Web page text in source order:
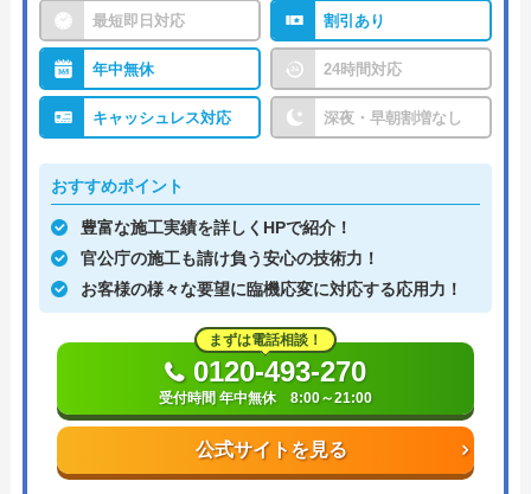
最短即日対応 割引あり
年中無休 24時間対応
キャッシュレス対応 深夜・早朝割増なし
おすすめポイント
豊富な施工実績を詳しくHPで紹介！
官公庁の施工も請け負う安心の技術力！
お客様の様々な要望に臨機応変に対応する応用力！
公式サイトを見る
まずは電話相談！
0120-493-270
受付時間 年中無休 8:00～21:00